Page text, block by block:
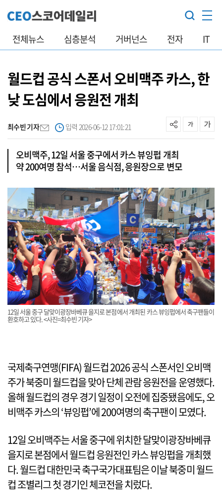
전체뉴스 심층분석 거버넌스 전자 IT
월드컵 공식 스폰서 오비맥주 카스, 한
낮 도심에서 응원전 개최
최수빈 기자 입력 2026-06-12 17:01:21
오비맥주, 12일 서울 중구에서 카스 뷰잉펍 개최
약 200여명 참석…서울 음식점, 응원장으로 변모
12일 서울 중구 달맞이광장바베큐 을지로 본점에서 개최된 카스 뷰잉펍에서 축구팬들이
환호하고 있다. <사진=최수빈 기자>
국제축구연맹(FIFA) 월드컵 2026 공식 스폰서인 오비맥
주가 북중미 월드컵을 맞아 단체 관람 응원전을 운영했다.
올해 월드컵의 경우 경기 일정이 오전에 집중됐음에도, 오
비맥주 카스의 ‘뷰잉펍’에 200여명의 축구팬이 모였다.
12일 오비맥주는 서울 중구에 위치한 달맞이광장바베큐
을지로 본점에서 월드컵 응원전인 카스 뷰잉펍을 개최했
다. 월드컵 대한민국 축구국가대표팀은 이날 북중미 월드
컵 조별리그 첫 경기인 체코전을 치렀다.